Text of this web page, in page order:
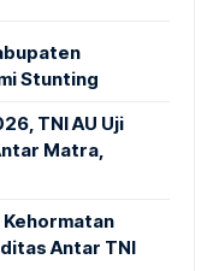
Stunting
TNI AU Uji
Matra,
Kehormatan
Antar TNI